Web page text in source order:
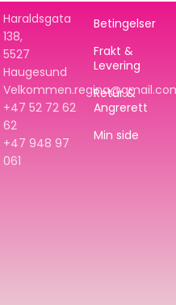
Haraldsgata
138,
5527
Haugesund
+47 52 72 62
62
+47 948 97
061
Betingelser
Frakt &
Levering
Retur &
Angrerett
Min side